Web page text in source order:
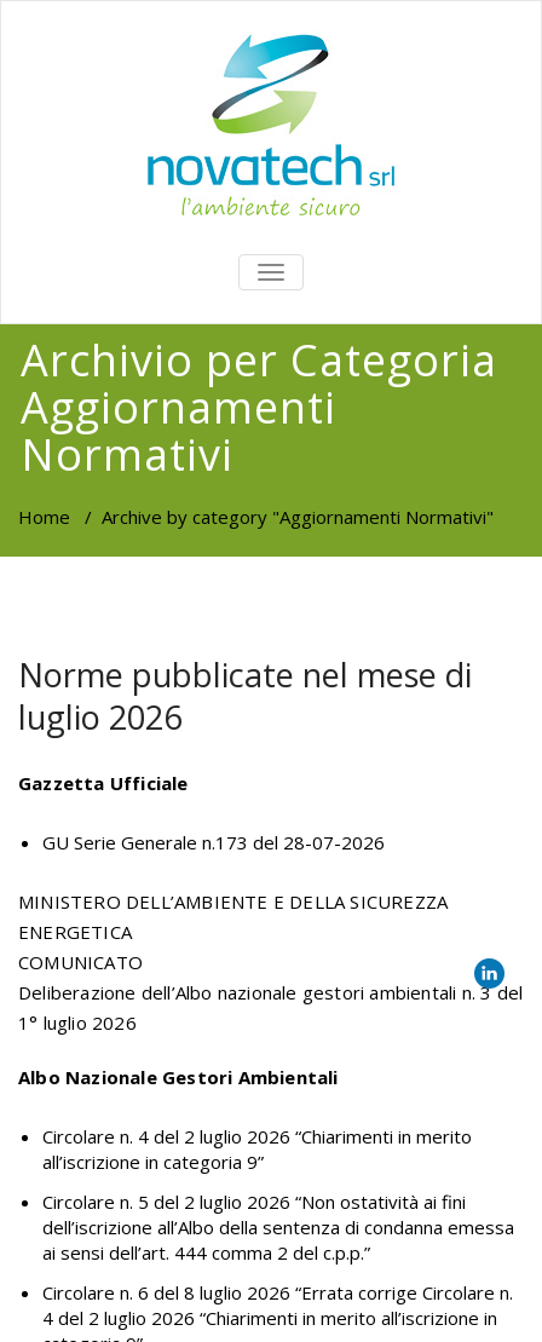
TOGGLE
NAVIGATION
Archivio per Categoria
Aggiornamenti
Normativi
Home / Archive by category "Aggiornamenti Normativi"
Norme pubblicate nel mese di
luglio 2026
Gazzetta Ufficiale
GU Serie Generale n.173 del 28-07-2026
MINISTERO DELL’AMBIENTE E DELLA SICUREZZA
ENERGETICA
COMUNICATO
Deliberazione dell’Albo nazionale gestori ambientali n. 3 del
1° luglio 2026
Albo Nazionale Gestori Ambientali
Circolare n. 4 del 2 luglio 2026 “Chiarimenti in merito
all’iscrizione in categoria 9”
Circolare n. 5 del 2 luglio 2026 “Non ostatività ai fini
dell’iscrizione all’Albo della sentenza di condanna emessa
ai sensi dell’art. 444 comma 2 del c.p.p.”
Circolare n. 6 del 8 luglio 2026 “Errata corrige Circolare n.
4 del 2 luglio 2026 “Chiarimenti in merito all’iscrizione in